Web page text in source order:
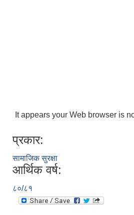
It appears your Web browser is
प्रकार:
सामाजिक सुरक्षा
आर्थिक वर्ष:
८०/८१